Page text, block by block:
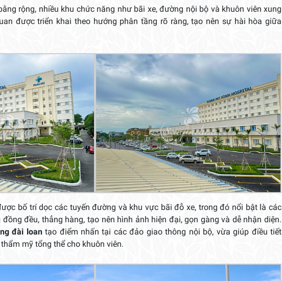
rộng, nhiều khu chức năng như bãi xe, đường nội bộ và khuôn viên xung
được triển khai theo hướng phân tầng rõ ràng, tạo nên sự hài hòa giữa
bố trí dọc các tuyến đường và khu vực bãi đỗ xe, trong đó nổi bật là các
đều, thẳng hàng, tạo nên hình ảnh hiện đại, gọn gàng và dễ nhận diện.
đài loantạo điểm nhấn tại các đảo giao thông nội bộ, vừa giúp điều tiết
mỹ tổng thể cho khuôn viên.